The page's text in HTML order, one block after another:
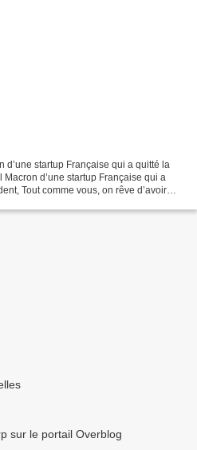
d’une startup Française qui a quitté la
d’une startup Française qui a
Tout comme vous, on rêve d’avoir
sur le portail Overblog